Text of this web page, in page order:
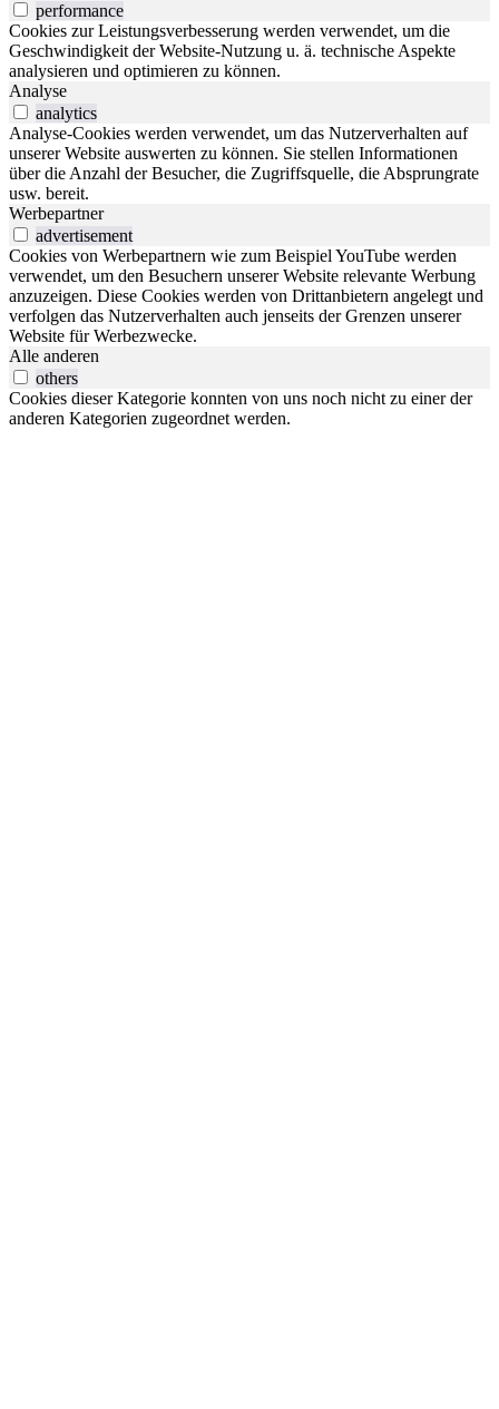
performance
Cookies zur Leistungsverbesserung werden verwendet, um die
Geschwindigkeit der Website-Nutzung u. ä. technische Aspekte
analysieren und optimieren zu können.
Analyse
analytics
Analyse-Cookies werden verwendet, um das Nutzerverhalten auf
unserer Website auswerten zu können. Sie stellen Informationen
über die Anzahl der Besucher, die Zugriffsquelle, die Absprungrate
usw. bereit.
Werbepartner
advertisement
Cookies von Werbepartnern wie zum Beispiel YouTube werden
verwendet, um den Besuchern unserer Website relevante Werbung
anzuzeigen. Diese Cookies werden von Drittanbietern angelegt und
verfolgen das Nutzerverhalten auch jenseits der Grenzen unserer
Website für Werbezwecke.
Alle anderen
others
Cookies dieser Kategorie konnten von uns noch nicht zu einer der
anderen Kategorien zugeordnet werden.